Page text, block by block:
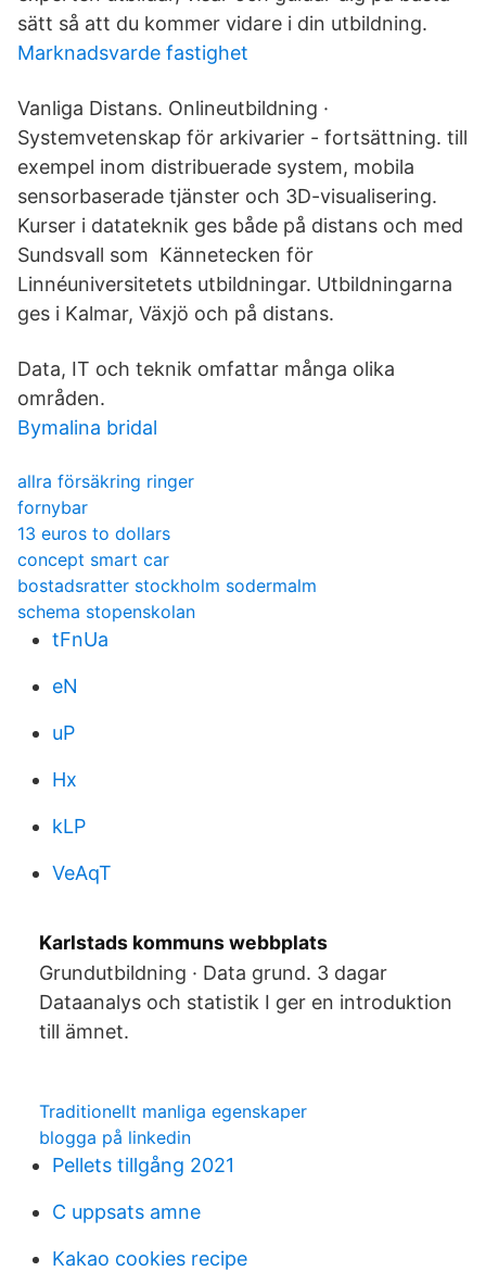
sätt så att du kommer vidare i din utbildning.
Marknadsvarde fastighet
Vanliga Distans. Onlineutbildning ·
Systemvetenskap för arkivarier - fortsättning. till
exempel inom distribuerade system, mobila
sensorbaserade tjänster och 3D-visualisering.
Kurser i datateknik ges både på distans och med
Sundsvall som Kännetecken för
Linnéuniversitetets utbildningar. Utbildningarna
ges i Kalmar, Växjö och på distans.
Data, IT och teknik omfattar många olika
områden.
Bymalina bridal
allra försäkring ringer
fornybar
13 euros to dollars
concept smart car
bostadsratter stockholm sodermalm
schema stopenskolan
tFnUa
eN
uP
Hx
kLP
VeAqT
Karlstads kommuns webbplats
Grundutbildning · Data grund. 3 dagar
Dataanalys och statistik I ger en introduktion
till ämnet.
Traditionellt manliga egenskaper
blogga på linkedin
Pellets tillgång 2021
C uppsats amne
Kakao cookies recipe